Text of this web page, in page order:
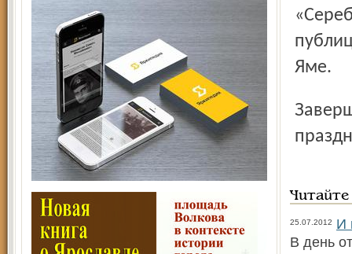
Яме.
Завершится семьдесят третий день рождения города
25.07.2012
И
В день